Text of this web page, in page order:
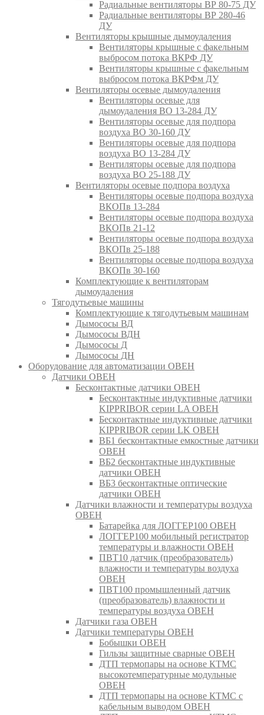
Радиальные вентиляторы ВР 80-75 ДУ
Радиальные вентиляторы ВР 280-46
ДУ
Вентиляторы крышные дымоудаления
Вентиляторы крышные с факельным
выбросом потока ВКРФ ДУ
Вентиляторы крышные с факельным
выбросом потока ВКРФм ДУ
Вентиляторы осевые дымоудаления
Вентиляторы осевые для
дымоудаления ВО 13-284 ДУ
Вентиляторы осевые для подпора
воздуха ВО 30-160 ДУ
Вентиляторы осевые для подпора
воздуха ВО 13-284 ДУ
Вентиляторы осевые для подпора
воздуха ВО 25-188 ДУ
Вентиляторы осевые подпора воздуха
Вентиляторы осевые подпора воздуха
ВКОПв 13-284
Вентиляторы осевые подпора воздуха
ВКОПв 21-12
Вентиляторы осевые подпора воздуха
ВКОПв 25-188
Вентиляторы осевые подпора воздуха
ВКОПв 30-160
Комплектующие к вентиляторам
дымоудаления
Тягодутьевые машины
Комплектующие к тягодутьевым машинам
Дымососы ВД
Дымососы ВДН
Дымососы Д
Дымососы ДН
Оборудование для автоматизации ОВЕН
Датчики ОВЕН
Бесконтактные датчики ОВЕН
Бесконтактные индуктивные датчики
KIPPRIBOR серии LA ОВЕН
Бесконтактные индуктивные датчики
KIPPRIBOR серии LK ОВЕН
ВБ1 бесконтактные емкостные датчики
ОВЕН
ВБ2 бесконтактные индуктивные
датчики ОВЕН
ВБ3 бесконтактные оптические
датчики ОВЕН
Датчики влажности и температуры воздуха
ОВЕН
Батарейка для ЛОГГЕР100 ОВЕН
ЛОГГЕР100 мобильный регистратор
температуры и влажности ОВЕН
ПВТ10 датчик (преобразователь)
влажности и температуры воздуха
ОВЕН
ПВТ100 промышленный датчик
(преобразователь) влажности и
температуры воздуха ОВЕН
Датчики газа ОВЕН
Датчики температуры ОВЕН
Бобышки ОВЕН
Гильзы защитные сварные ОВЕН
ДТП термопары на основе КТМС
высокотемпературные модульные
ОВЕН
ДТП термопары на основе КТМС с
кабельным выводом ОВЕН